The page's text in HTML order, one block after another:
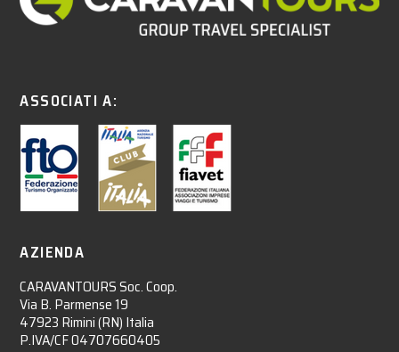
ASSOCIATI A:
AZIENDA
CARAVANTOURS Soc. Coop.
Via B. Parmense 19
47923 Rimini (RN) Italia
P.IVA/CF 04707660405